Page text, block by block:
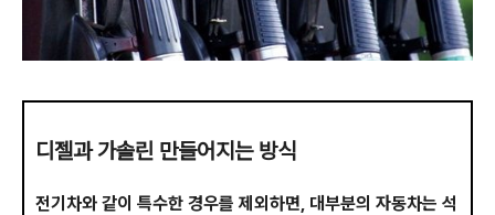
디젤과 가솔린 만들어지는 방식
전기차와 같이 특수한 경우를 제외하면, 대부분의 자동차는 석